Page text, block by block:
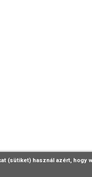
(sütiket) használ azért, hogy